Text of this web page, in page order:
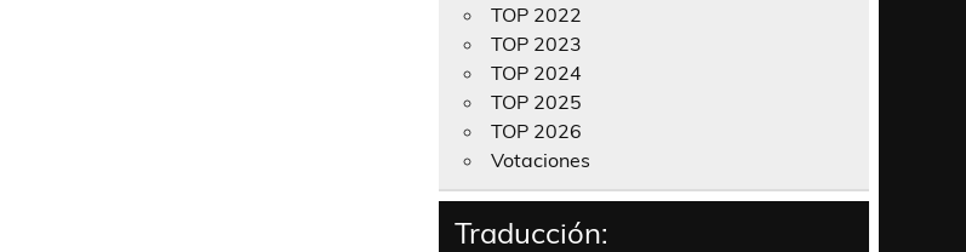
TOP 2022
TOP 2023
TOP 2024
TOP 2025
TOP 2026
Votaciones
Traducción: